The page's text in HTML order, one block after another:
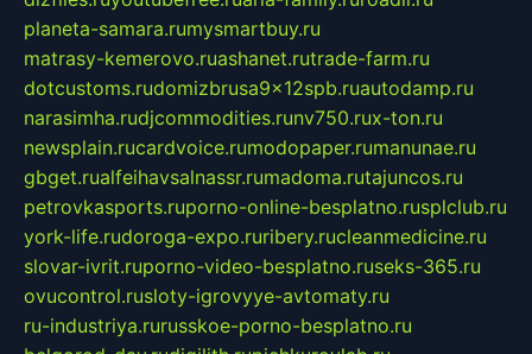
planeta-samara.rumysmartbuy.ru
matrasy-kemerovo.ruashanet.rutrade-farm.ru
dotcustoms.rudomizbrusa9x12spb.ruautodamp.ru
narasimha.rudjcommodities.runv750.rux-ton.ru
newsplain.rucardvoice.rumodopaper.rumanunae.ru
gbget.rualfeihavsalnassr.rumadoma.rutajuncos.ru
petrovkasports.ruporno-online-besplatno.rusplclub.ru
york-life.rudoroga-expo.ruribery.rucleanmedicine.ru
slovar-ivrit.ruporno-video-besplatno.ruseks-365.ru
ovucontrol.rusloty-igrovyye-avtomaty.ru
ru-industriya.rurusskoe-porno-besplatno.ru